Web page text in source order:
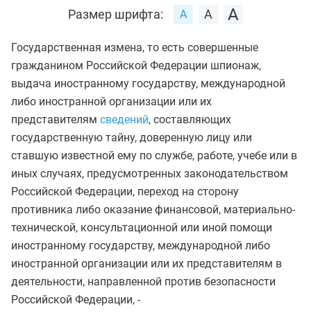
Размер шрифта:
Государственная измена, то есть совершенные
гражданином Российской Федерации шпионаж,
выдача иностранному государству, международной
либо иностранной организации или их
представителям сведений, составляющих
государственную тайну, доверенную лицу или
ставшую известной ему по службе, работе, учебе или в
иных случаях, предусмотренных законодательством
Российской Федерации, переход на сторону
противника либо оказание финансовой, материально-
технической, консультационной или иной помощи
иностранному государству, международной либо
иностранной организации или их представителям в
деятельности, направленной против безопасности
Российской Федерации, -